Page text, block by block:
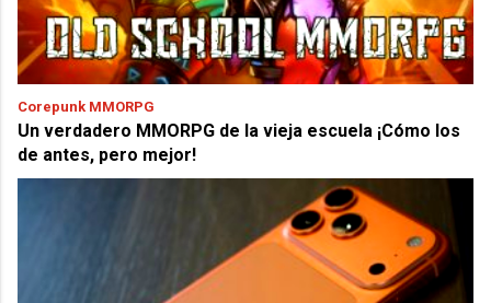
Corepunk MMORPG
Un verdadero MMORPG de la vieja escuela ¡Cómo los
de antes, pero mejor!